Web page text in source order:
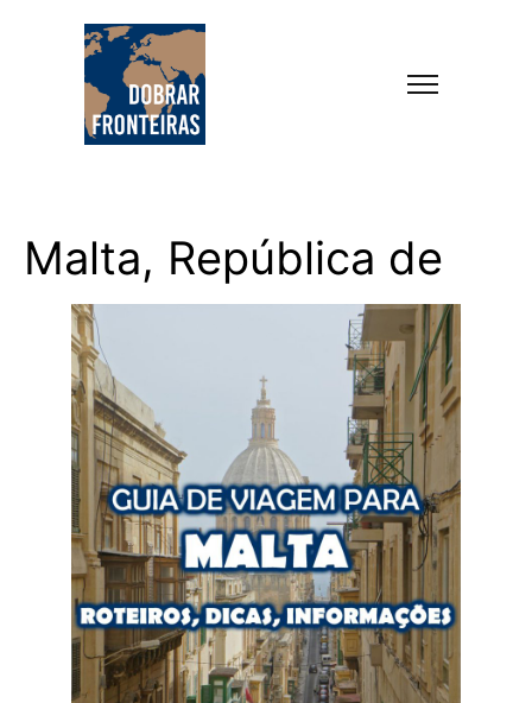
Malta, República de